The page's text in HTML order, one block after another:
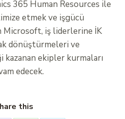
365 Human Resources ile
etmek ve işgücü
Microsoft, iş liderlerine İK
dönüştürmeleri ve
kazanan ekipler kurmaları
edecek.
this